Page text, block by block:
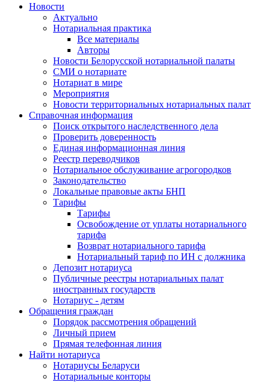
Новости
Актуально
Нотариальная практика
Все материалы
Авторы
Новости Белорусской нотариальной палаты
СМИ о нотариате
Нотариат в мире
Мероприятия
Новости территориальных нотариальных палат
Справочная информация
Поиск открытого наследственного дела
Проверить доверенность
Единая информационная линия
Реестр переводчиков
Нотариальное обслуживание агрогородков
Законодательство
Локальные правовые акты БНП
Тарифы
Тарифы
Освобождение от уплаты нотариального
тарифа
Возврат нотариального тарифа
Нотариальный тариф по ИН с должника
Депозит нотариуса
Публичные реестры нотариальных палат
иностранных государств
Нотариус - детям
Обращения граждан
Порядок рассмотрения обращений
Личный прием
Прямая телефонная линия
Найти нотариуса
Нотариусы Беларуси
Нотариальные конторы